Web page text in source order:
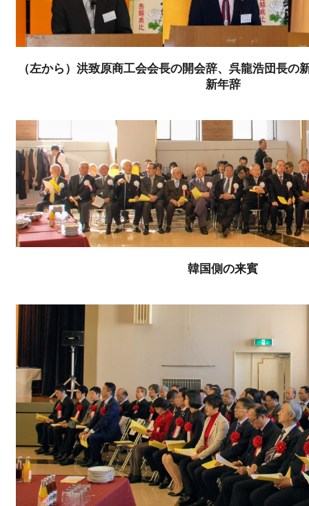
（左から）洪致原商工会会長の開会辞、呉龍浩団長の
新年辞
韓国側の来賓